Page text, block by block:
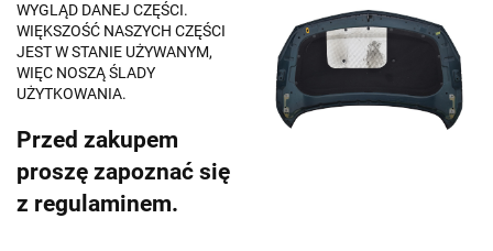
WYGLĄD DANEJ CZĘŚCI.
WIĘKSZOŚĆ NASZYCH CZĘŚCI
JEST W STANIE UŻYWANYM,
WIĘC NOSZĄ ŚLADY
UŻYTKOWANIA.
Przed zakupem
proszę zapoznać się
z regulaminem.